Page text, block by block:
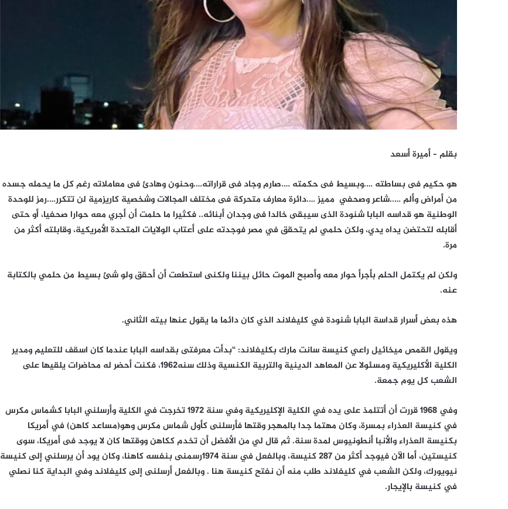
بقلم – أميرة أسعد
هو حكيم فى بساطته ….وبسيط فى حكمته ….صارم وجاد فى قراراته….وحنون وهادئ فى معاملاته رغم كل ما يحمله جسده
من أمراض وألم …..شاعر وصحفي مميز ….دائرة معارف متحركة فى مختلف المجالات وشخصية كاريزمية لن تتكرر….رمز للوحدة
الوطنية هو قداسه البابا شنودة الذى سيبقى خالدا فى وجدان أبنائه.. فكثيرا ما حلمت أن أجري معه حوارا صحفيا، أو حتى
أقابله لتحتضن يداه يدي، ولكن حلمي لم يتحقق في مصر فوجدته على أعتاب الولايات المتحدة الأمريكية، وقابلته أكثر من
مرة.
ولكن لم يكتمل الحلم بأجرأ حوار معه وأصبح الموت حائل بيننا ولكنى استطعت أن أحقق ولو شئ بسيط من حلمي بالكتابة
عنه.
هذه بعض أسرار قداسة البابا شنودة في كليفلاند الذي كان دائما ما يقول عنها بيته الثاني.
ويقول القمص ميخائيل راعي كنيسة سانت مارك بكليفلاند: “بدأت معرفتى بقداسه البابا عندما كان اسقف للتعليم ومدير
الكلية الأكليريكية ومسئولا عن المعاهد الدينية والتربية الكنسية وذلك سنه1962، فكنت أحضر له محاضرات يلقيها على
الشعب كل يوم جمعة.
وفي 1968 قررت أن أتتلمذ على يده في الكلية الإكليريكية وفي سنة 1972 تخرجت في الكلية وأرسلني البابا كشماس مكرس
في كنيسة العذراء بمسرة، وكان مهتما جدا بالمهجر وقتها فأرسلنى كأول شماس مكرس وهو(مساعد كاهن) في أمريكا
بكنيسة العذراء والأنبا أنطونيوس لمدة سنة. ثم قال لي من الأفضل أن تخدم ككاهن ووقتها كان لا يوجد فى أمريكا، سوى
كنيستين، أما الآن فيوجد أكثر من 287 كنيسة، وبالفعل في سنة 1974رسمنى بنفسه كاهنا، وكان يود أن يرسلني إلى كنيسة
نيويورك، ولكن الشعب في كليفلاند طلب منه أن نفتح كنيسة هنا . وبالفعل أرسلنى إلى كليفلاند وفي البداية كنا نصلي
في كنيسة بالإيجار.